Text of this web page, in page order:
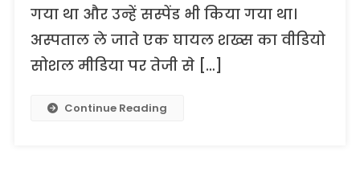
गया था और उन्हें सस्पेंड भी किया गया था।
अस्पताल ले जाते एक घायल शख्स का वीडियो
सोशल मीडिया पर तेजी से […]
Continue Reading